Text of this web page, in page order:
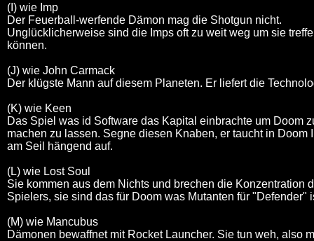
(I) wie Imp
Der Feuerball-werfende Dämon mag die Shotgun nicht.
Unglücklicherweise sind die Imps oft zu weit weg um sie
können.
(J) wie John Carmack
Der klügste Mann auf diesem Planeten. Er liefert die
(K) wie Keen
Das Spiel was id Software das Kapital einbrachte um Doom
machen zu lassen. Segne diesen Knaben, er taucht in Doom
am Seil hängend auf.
(L) wie Lost Soul
Sie kommen aus dem Nichts und brechen die Konzentration
Spielers, sie sind das für Doom was Mutanten für "Defender"
(M) wie Mancubus
Dämonen bewaffnet mit Rocket Launcher. Sie tun weh, also